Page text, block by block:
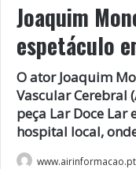
Joaquim
espetáculo
O ator Joaquim
Vascular Cerebral
peça Lar Doce
hospital local,
www.airinformacao.pt